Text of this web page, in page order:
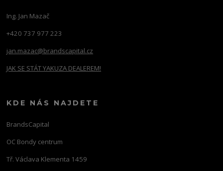
Ing. Jan Mazač
+420 737 977 223
jan.mazac@brandscapital.cz
JAK SE STÁT YAKUZA DEALEREM!
KDE NÁS NAJDETE
BrandsCapital
OC Bondy centrum
Tř. Václava Klementa 1459